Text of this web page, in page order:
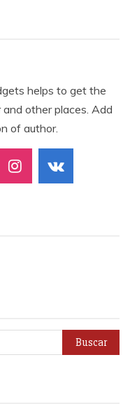
helps to get the
other places. Add
of author.